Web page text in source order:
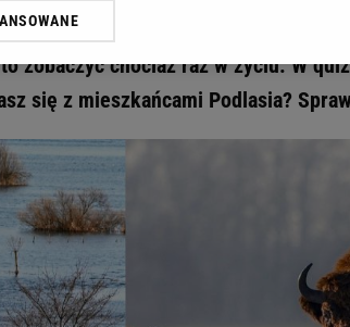
zwierząt i pięknych krajobrazów.
zobaczyć chociaż raz w życiu. W
się z mieszkańcami Podlasia?
też zgodę na zainstalowanie i
narzędzie do zarządzania twoimi
” w stopce serwisu i przechodząc do
i Agora S.A. możemy przetwarzać dane osobowe
geolokalizacyjnych. Aktywne skanowanie
na urządzeniu lub dostęp do nich.
usług.Lista Zaufanych Partnerów